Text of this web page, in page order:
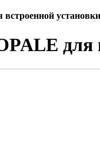
установки
для